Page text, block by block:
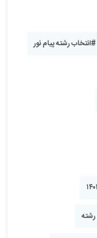
#انتخاب رشته پیام نور